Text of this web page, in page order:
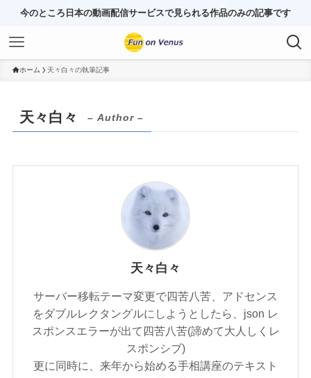
今のところ日本の動画配信サービスで見られる作品のみの記事です
ホーム 天々白々の執筆記事
天々白々 – Author –
天々白々
サーバー移転テーマ変更で四苦八苦、アドセンス
をダブルレクタングルにしようとしたら、json レ
スポンスエラーが出て四苦八苦(諦めて大人しくレ
スポンシブ)
更に同時に、来年から始める手相講座のテキスト